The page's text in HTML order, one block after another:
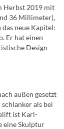
Herbst 2019 mit
36 Millimeter),
neue Kapitel:
Er hat einen
Design
außen gesetzt
als bei
ist Karl-
eine Skulptur